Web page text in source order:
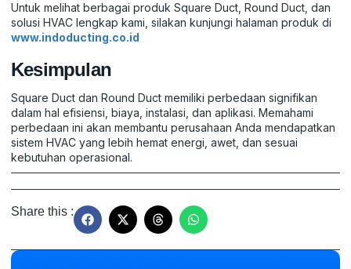
Untuk melihat berbagai produk Square Duct, Round Duct, dan
solusi HVAC lengkap kami, silakan kunjungi halaman produk di
www.indoducting.co.id
Kesimpulan
Square Duct dan Round Duct memiliki perbedaan signifikan
dalam hal efisiensi, biaya, instalasi, dan aplikasi. Memahami
perbedaan ini akan membantu perusahaan Anda mendapatkan
sistem HVAC yang lebih hemat energi, awet, dan sesuai
kebutuhan operasional.
Share this :